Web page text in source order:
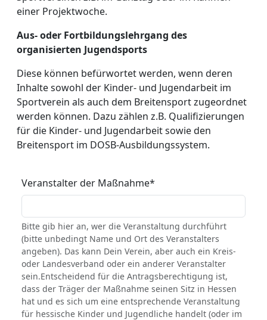
einer Projektwoche.
Aus- oder Fortbildungslehrgang des
organisierten Jugendsports
Diese können befürwortet werden, wenn deren
Inhalte sowohl der Kinder- und Jugendarbeit im
Sportverein als auch dem Breitensport zugeordnet
werden können. Dazu zählen z.B. Qualifizierungen
für die Kinder- und Jugendarbeit sowie den
Breitensport im DOSB-Ausbildungssystem.
Veranstalter der Maßnahme*
Bitte gib hier an, wer die Veranstaltung durchführt
(bitte unbedingt Name und Ort des Veranstalters
angeben). Das kann Dein Verein, aber auch ein Kreis-
oder Landesverband oder ein anderer Veranstalter
sein.Entscheidend für die Antragsberechtigung ist,
dass der Träger der Maßnahme seinen Sitz in Hessen
hat und es sich um eine entsprechende Veranstaltung
für hessische Kinder und Jugendliche handelt (oder im